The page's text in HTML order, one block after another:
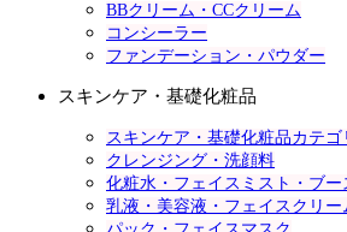
BBクリーム・CCクリーム
コンシーラー
ファンデーション・パウダー
スキンケア・基礎化粧品
スキンケア・基礎化粧品カテゴ
クレンジング・洗顔料
化粧水・フェイスミスト・ブー
乳液・美容液・フェイスクリー